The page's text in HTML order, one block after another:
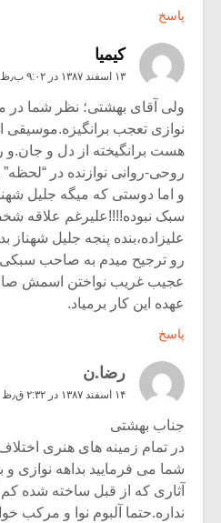
پاسخ
کیمیا
۱۳ اسفند ۱۳۸۷ در ۹:۰۲ ب٫ظ
ولی آقای بهشتی؛ نظر شما در
نوازی تعجب برانگیزه.موسیقی
هست برانگیخته از دل و جان.و
روحی-روانی نوازنده در “لحظه”
و اما دوستی که میگه جلیل
سبک نبوده!!!!علیرغم علاقه
علیزاده،بنده پنجه جلیل
رو ترجیح میدم به صاحب سبکی
عجیب غریب نواختن اسمش
عهده این کار برمیاد.
پاسخ
رضا.ن
۱۴ اسفند ۱۳۸۷ در ۲:۳۲ ق٫ظ
جناب بهشتی
در تمام زمینه های هنری
شما می فرمایید بداهه نوازی و
آثاری که از قبل ساخته شده
نداره.حتما آلبوم نوا و مرکب